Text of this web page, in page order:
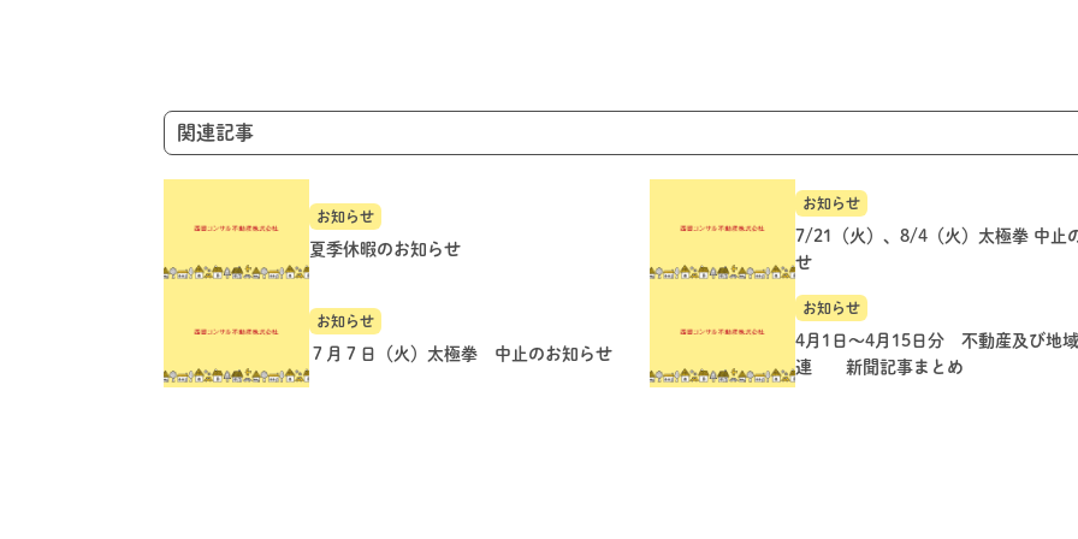
関連記事
お知らせ
夏季休暇のお知らせ
お知らせ
7/21（火）、8/4（火）太極拳 中止
せ
お知らせ
７月７日（火）太極拳 中止のお知らせ
お知らせ
4月1日～4月15日分 不動産及び地
連 新聞記事まとめ